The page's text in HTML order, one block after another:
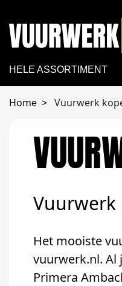
HELE ASSORTIMENT
Home Vuurwerk
Het mooiste
vuurwerk.nl. Al
Primera